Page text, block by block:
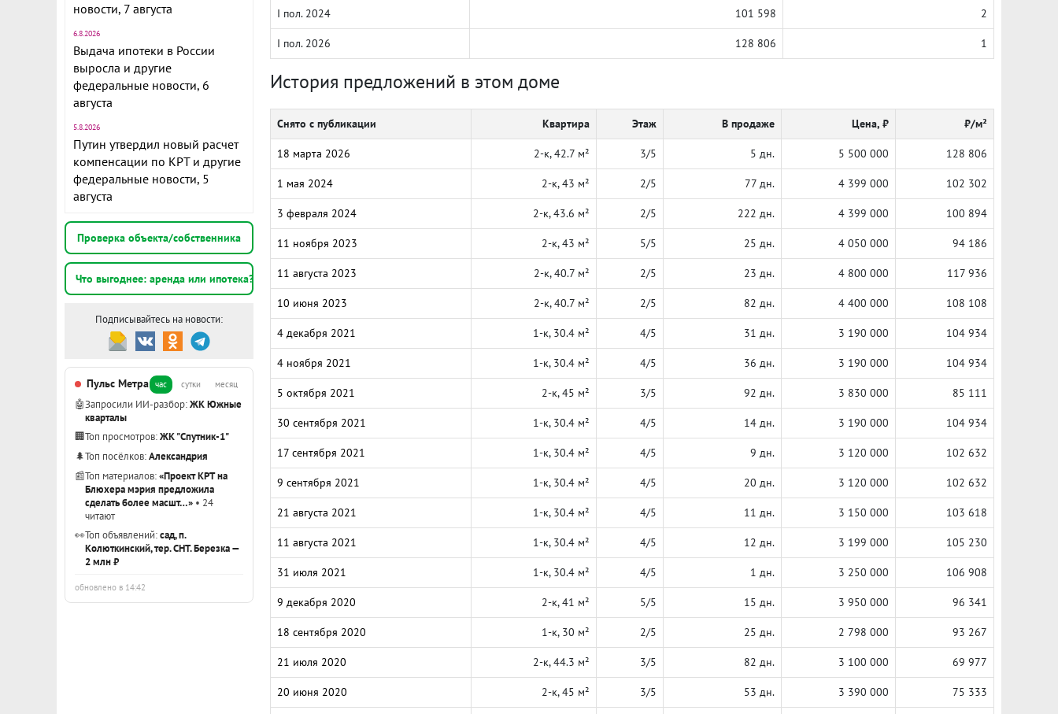
новости, 7 августа
6.8.2026
Выдача ипотеки в России
выросла и другие
федеральные новости, 6
августа
5.8.2026
Путин утвердил новый расчет
компенсации по КРТ и другие
федеральные новости, 5
августа
Проверка объекта/собственника
Что выгоднее: аренда или ипотека?
Подписывайтесь на новости:
Пульс Метра час сутки месяц
🤖Запросили ИИ-разбор:ЖК Южные
кварталы
🏢Топ просмотров:ЖК "Спутник-1"
🌲Топ посёлков:Александрия
📰Топ материалов:«Проект КРТ на
Блюхера мэрия предложила
сделать более масшт…» • 24
читают
👀Топ объявлений:сад, п.
Колюткинский, тер. СНТ. Березка —
2 млн ₽
обновлено в 14:42
I пол. 2024 101 598 2
I пол. 2026 128 806 1
История предложений в этом доме
Снято с публикации Квартира Этаж В продаже Цена, ₽ ₽/м²
18 марта 2026 2-к, 42.7 м² 3/5 5 дн. 5 500 000 128 806
1 мая 2024 2-к, 43 м² 2/5 77 дн. 4 399 000 102 302
3 февраля 2024 2-к, 43.6 м² 2/5 222 дн. 4 399 000 100 894
11 ноября 2023 2-к, 43 м² 5/5 25 дн. 4 050 000 94 186
11 августа 2023 2-к, 40.7 м² 2/5 23 дн. 4 800 000 117 936
10 июня 2023 2-к, 40.7 м² 2/5 82 дн. 4 400 000 108 108
4 декабря 2021 1-к, 30.4 м² 4/5 31 дн. 3 190 000 104 934
4 ноября 2021 1-к, 30.4 м² 4/5 36 дн. 3 190 000 104 934
5 октября 2021 2-к, 45 м² 3/5 92 дн. 3 830 000 85 111
30 сентября 2021 1-к, 30.4 м² 4/5 14 дн. 3 190 000 104 934
17 сентября 2021 1-к, 30.4 м² 4/5 9 дн. 3 120 000 102 632
9 сентября 2021 1-к, 30.4 м² 4/5 20 дн. 3 120 000 102 632
21 августа 2021 1-к, 30.4 м² 4/5 11 дн. 3 150 000 103 618
11 августа 2021 1-к, 30.4 м² 4/5 12 дн. 3 199 000 105 230
31 июля 2021 1-к, 30.4 м² 4/5 1 дн. 3 250 000 106 908
9 декабря 2020 2-к, 41 м² 5/5 15 дн. 3 950 000 96 341
18 сентября 2020 1-к, 30 м² 2/5 25 дн. 2 798 000 93 267
21 июля 2020 2-к, 44.3 м² 3/5 82 дн. 3 100 000 69 977
20 июня 2020 2-к, 45 м² 3/5 53 дн. 3 390 000 75 333